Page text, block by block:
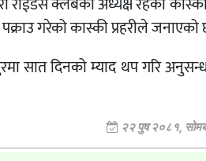
गरेको कास्की प्रहरीले जनाएको
दिनको म्याद थप गरि
२२ पुष २०८१,